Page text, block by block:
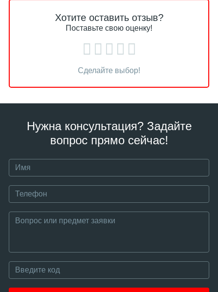
Хотите оставить отзыв?
Поставьте свою оценку!
Сделайте выбор!
Нужна консультация? Задайте
вопрос прямо сейчас!